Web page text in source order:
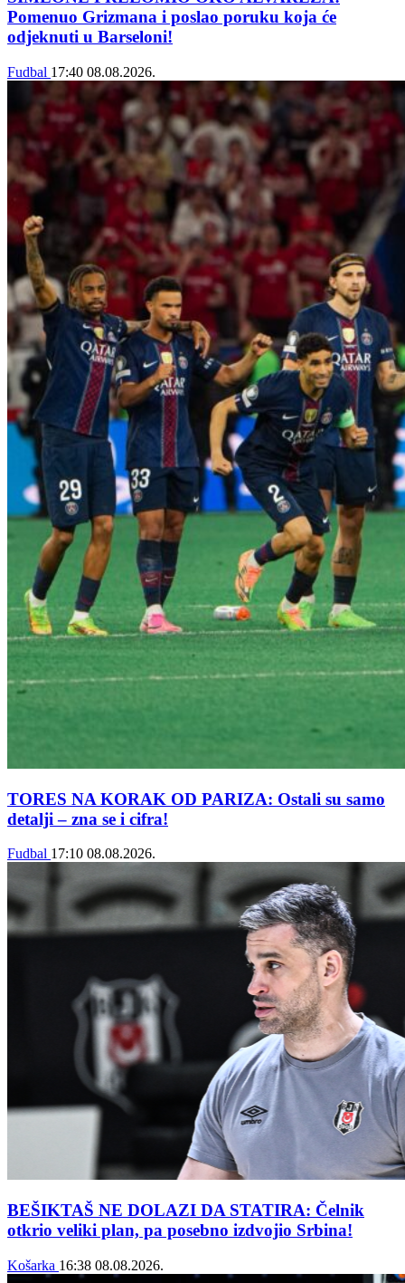
Pomenuo Grizmana i poslao poruku koja će
odjeknuti u Barseloni!
Fudbal 17:40 08.08.2026.
TORES NA KORAK OD PARIZA: Ostali su samo
detalji – zna se i cifra!
Fudbal 17:10 08.08.2026.
BEŠIKTAŠ NE DOLAZI DA STATIRA: Čelnik
otkrio veliki plan, pa posebno izdvojio Srbina!
Košarka 16:38 08.08.2026.